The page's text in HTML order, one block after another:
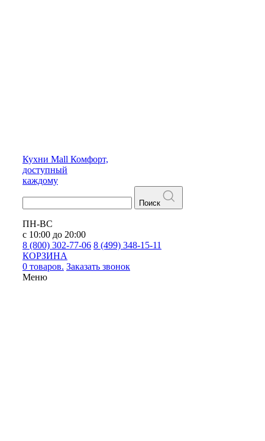
Кухни Mall Комфорт,
доступный
каждому
Поиск
ПН-ВС
с 10:00 до 20:00
8 (800) 302-77-06 8 (499) 348-15-11
КОРЗИНА
0 товаров. Заказать звонок
Меню